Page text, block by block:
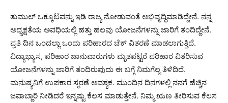
ತುಮುಲ್ ಒಕ್ಕೂಟವನ್ನು ಇಡಿ ರಾಜ್ಯ ನೋಡುವಂತೆ ಅಭಿವೃದ್ಧಿಮಾಡಿದ್ದೇನೆ. ನನ್ನ
ಅಧ್ಯಕ್ಷತೆಯ ಅವಧಿಯಲ್ಲಿ ಹತ್ತು ಹಲವು ಯೋಜನೆಗಳನ್ನು ಜಾರಿಗೆ ತಂದಿದ್ದೇನೆ.
ಪ್ರತಿ ದಿನ ಒಂದಲ್ಲಾ ಒಂದು ಪರಿಹಾರದ ಚೆಕ್ ವಿತರಣೆ ಮಾಡಲಾಗುತ್ತಿದೆ.
ವಿದ್ಯಾಭ್ಯಾಸ, ಪರಿಹಾರ ಜಾನುವಾರುಗಳು ಮೃತಪಟ್ಟರೆ ಪರಿಹಾರ ವಿತರಿಸುವ
ಯೋಜನೆಗಳನ್ನು ಜಾರಿಗೆ ತಂದಿರುವುದು ಈ ಬಗ್ಗೆ ನಿಮಗೆಲ್ಲ ತಿಳಿದಿದೆ.
ಮನುಷ್ಯನಿಗೆ ಉಪಕಾರ ಸ್ಮರಣೆ ಅವಶ್ಯಕ. ಮುಂದಿನ ದಿನಗಳಲ್ಲಿ ನನಗೆ ಹೆಚ್ಚಿನ
ಜವಾಬ್ದಾರಿ ನೀಡಿದರೆ ಇನ್ನಷ್ಟು ಕೆಲಸ ಮಾಡುತ್ತೇನೆ. ನಿಮ್ಮ ಋಣ ತೀರಿಸುವ ಕೆಲಸ